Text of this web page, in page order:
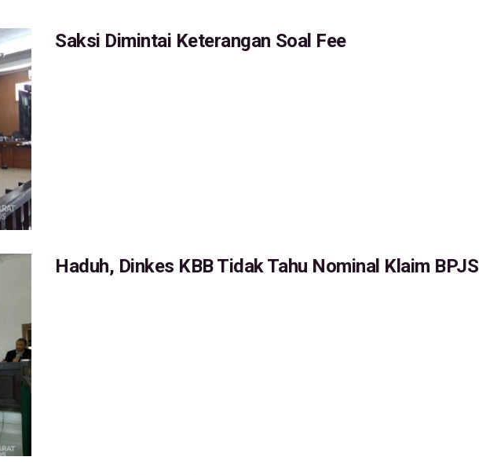
Saksi Dimintai Keterangan Soal Fee
Haduh, Dinkes KBB Tidak Tahu Nominal Klaim